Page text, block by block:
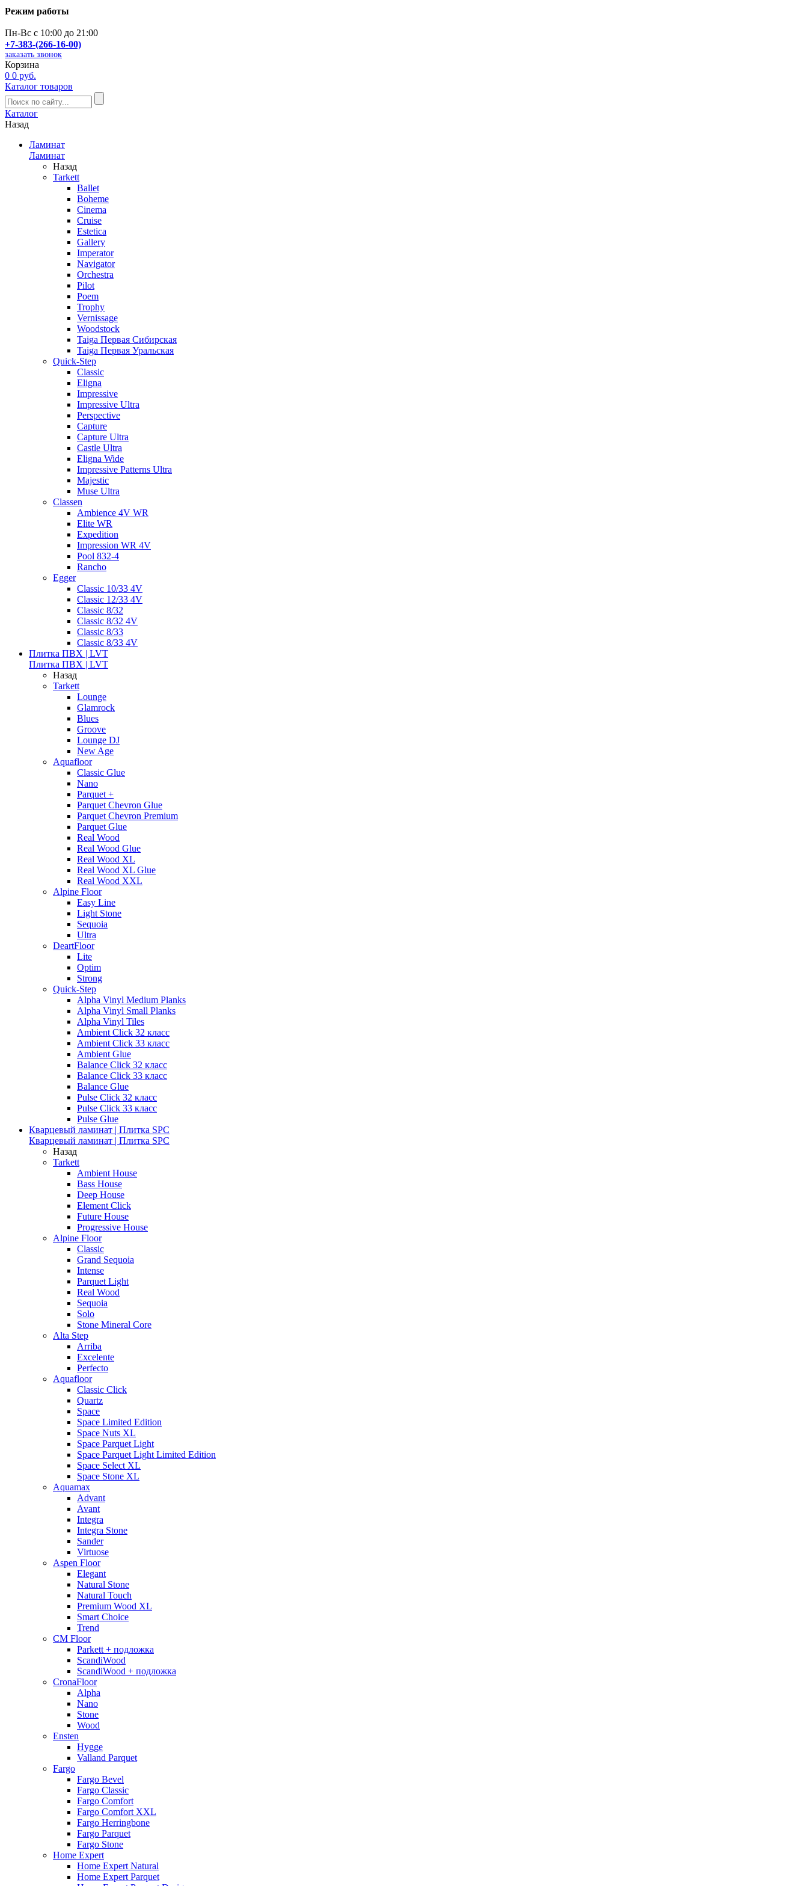
Режим работы
Пн-Вс с 10:00 до 21:00
+7-383-(266-16-00)
заказать звонок
Корзина
0 0 руб.
Каталог товаров
Каталог
Назад
Ламинат
Ламинат
Назад
Tarkett
Ballet
Boheme
Cinema
Cruise
Estetica
Gallery
Imperator
Navigator
Orchestra
Pilot
Poem
Trophy
Vernissage
Woodstock
Taiga Первая Сибирская
Taiga Первая Уральская
Quick-Step
Classic
Eligna
Impressive
Impressive Ultra
Perspective
Capture
Capture Ultra
Castle Ultra
Eligna Wide
Impressive Patterns Ultra
Majestic
Muse Ultra
Classen
Ambience 4V WR
Elite WR
Expedition
Impression WR 4V
Pool 832-4
Rancho
Egger
Classic 10/33 4V
Classic 12/33 4V
Classic 8/32
Classic 8/32 4V
Classic 8/33
Classic 8/33 4V
Плитка ПВХ | LVT
Плитка ПВХ | LVT
Назад
Tarkett
Lounge
Glamrock
Blues
Groove
Lounge DJ
New Age
Aquafloor
Classic Glue
Nano
Parquet +
Parquet Chevron Glue
Parquet Chevron Premium
Parquet Glue
Real Wood
Real Wood Glue
Real Wood XL
Real Wood XL Glue
Real Wood XXL
Alpine Floor
Easy Line
Light Stone
Sequoia
Ultra
DeartFloor
Lite
Optim
Strong
Quick-Step
Alpha Vinyl Medium Planks
Alpha Vinyl Small Planks
Alpha Vinyl Tiles
Ambient Click 32 класс
Ambient Click 33 класс
Ambient Glue
Balance Click 32 класс
Balance Click 33 класс
Balance Glue
Pulse Click 32 класс
Pulse Click 33 класс
Pulse Glue
Кварцевый ламинат | Плитка SPC
Кварцевый ламинат | Плитка SPC
Назад
Tarkett
Ambient House
Bass House
Deep House
Element Click
Future House
Progressive House
Alpine Floor
Classic
Grand Sequoia
Intense
Parquet Light
Real Wood
Sequoia
Solo
Stone Mineral Core
Alta Step
Arriba
Excelente
Perfecto
Aquafloor
Classic Click
Quartz
Space
Space Limited Edition
Space Nuts XL
Space Parquet Light
Space Parquet Light Limited Edition
Space Select XL
Space Stone XL
Aquamax
Advant
Avant
Integra
Integra Stone
Sander
Virtuose
Aspen Floor
Elegant
Natural Stone
Natural Touch
Premium Wood XL
Smart Choice
Trend
CM Floor
Parkett + подложка
ScandiWood
ScandiWood + подложка
CronaFloor
Alpha
Nano
Stone
Wood
Ensten
Hygge
Valland Parquet
Fargo
Fargo Bevel
Fargo Classic
Fargo Comfort
Fargo Comfort XXL
Fargo Herringbone
Fargo Parquet
Fargo Stone
Home Expert
Home Expert Natural
Home Expert Parquet